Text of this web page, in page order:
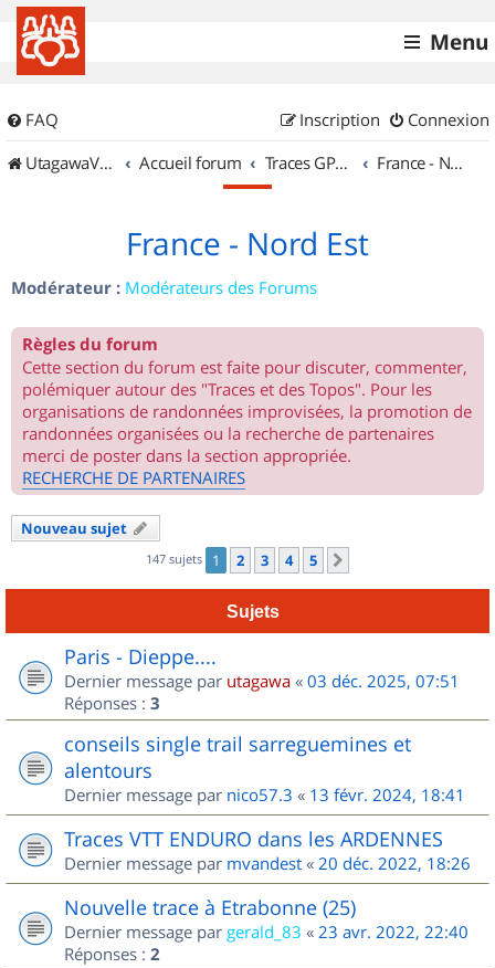
Menu
FAQ Connexion
Inscription
UtagawaVTT (Randos VTT et VTTAE avec traces GPS)
Accueil forum Traces GPS de randos VTT France - Nord Est
France - Nord Est
Modérateur : Modérateurs des Forums
Règles du forum
Cette section du forum est faite pour discuter, commenter,
polémiquer autour des "Traces et des Topos". Pour les
organisations de randonnées improvisées, la promotion de
randonnées organisées ou la recherche de partenaires
merci de poster dans la section appropriée.
RECHERCHE DE PARTENAIRES
Nouveau sujet
147 sujets 1 2 3 4 5
Sujets
Paris - Dieppe....
Dernier message par utagawa « 03 déc. 2025, 07:51
Réponses : 3
conseils single trail sarreguemines et
alentours
Dernier message par nico57.3 « 13 févr. 2024, 18:41
Traces VTT ENDURO dans les ARDENNES
Dernier message par mvandest « 20 déc. 2022, 18:26
Nouvelle trace à Etrabonne (25)
Dernier message par gerald_83 « 23 avr. 2022, 22:40
Réponses : 2